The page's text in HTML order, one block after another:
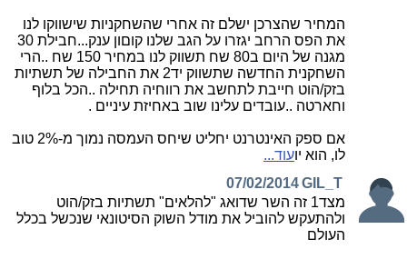
המחיר שהצרכן ישלם זה אחרי שהשחקניות שישווקו לנו
את הפס הרחב יגזרו על הגב שלנו קוםון ענק...חבילת 30
מגנה של היום ב80 שח תשווק לנו במחיר 150 שח ..הרי
השחקנית החדשה שתשווק יד2 את החבילה של תשתיות
בזק/הוט חייבת לתחשב את רווחיה תחילה ..הכל בלוף
וחארטה ..עובדים עלינו שוב באחיזת עיניים .
אם ספק האינטרנט יחליט שיחס העמסה נמוך מ-2% טוב
לו, הוא יועוד...
GIL_T
07/02/2014
מצד1 זה השר שדואג "להלאים" תשתיות בזק/הוט
ולהתעקש להוביל את מודל השוק הסיטונאי שנכשל בכלל
העולם